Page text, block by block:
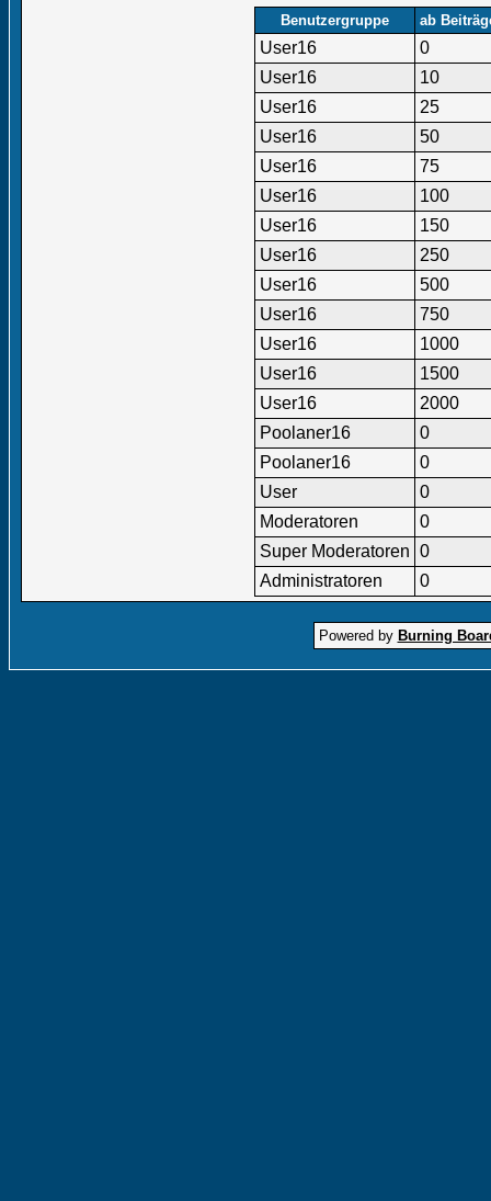
Benutzergruppe ab
User16
0
User16
10
User16
25
User16
50
User16
75
User16
100
User16
150
User16
250
User16
500
User16
750
User16
1000
User16
1500
User16
2000
Poolaner16
0
Poolaner16
0
User
0
Moderatoren
0
Super Moderatoren 0
Administratoren
0
Powered by Burning